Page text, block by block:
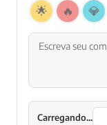
🌟
🔥 💎
Carregando...